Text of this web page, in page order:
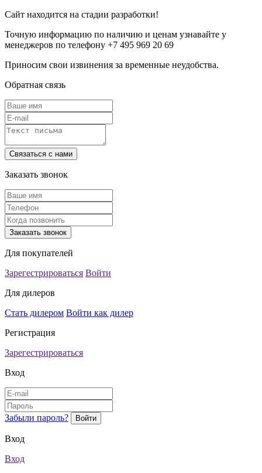
Сайт находится на стадии разработки!
Точную информацию по наличию и ценам узнавайте у
менеджеров по телефону +7 495 969 20 69
Приносим свои извинения за временные неудобства.
Обратная связь
Заказать звонок
Для покупателей
Зарегестрироваться Войти
Для дилеров
Стать дилером Войти как дилер
Регистрация
Зарегестрироваться
Вход
Забыли пароль?
Вход
Вход